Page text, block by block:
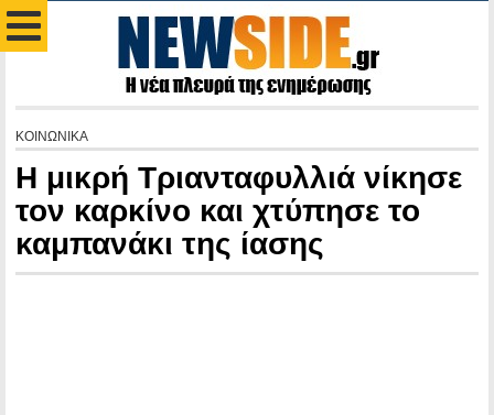
ΚΟΙΝΩΝΙΚΑ
Η μικρή Τριανταφυλλιά νίκησε
τον καρκίνο και χτύπησε το
καμπανάκι της ίασης